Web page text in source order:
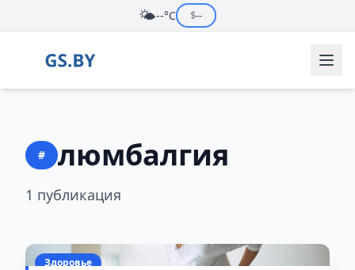
🌤️--°C $--
# люмбалгия
1 публикация
Здоровье